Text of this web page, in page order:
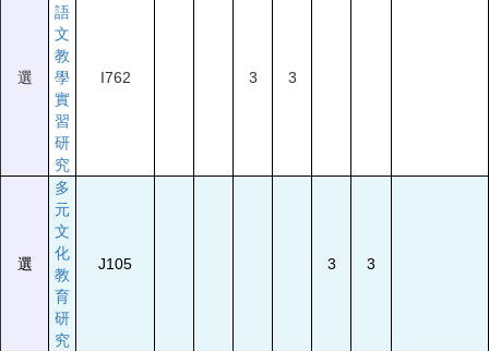
選
語
文
教
學
實
習
研
究
I762 3 3
選
多
元
文
化
教
育
研
究
J105 3 3